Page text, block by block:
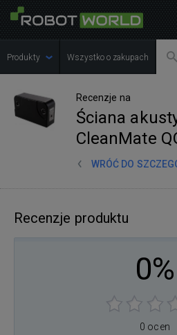
Produkty Wszystko o zakupach
Recenzje na
Ściana
CleanMate
WRÓĆ DO
Recenzje produktu
0%
0 ocen